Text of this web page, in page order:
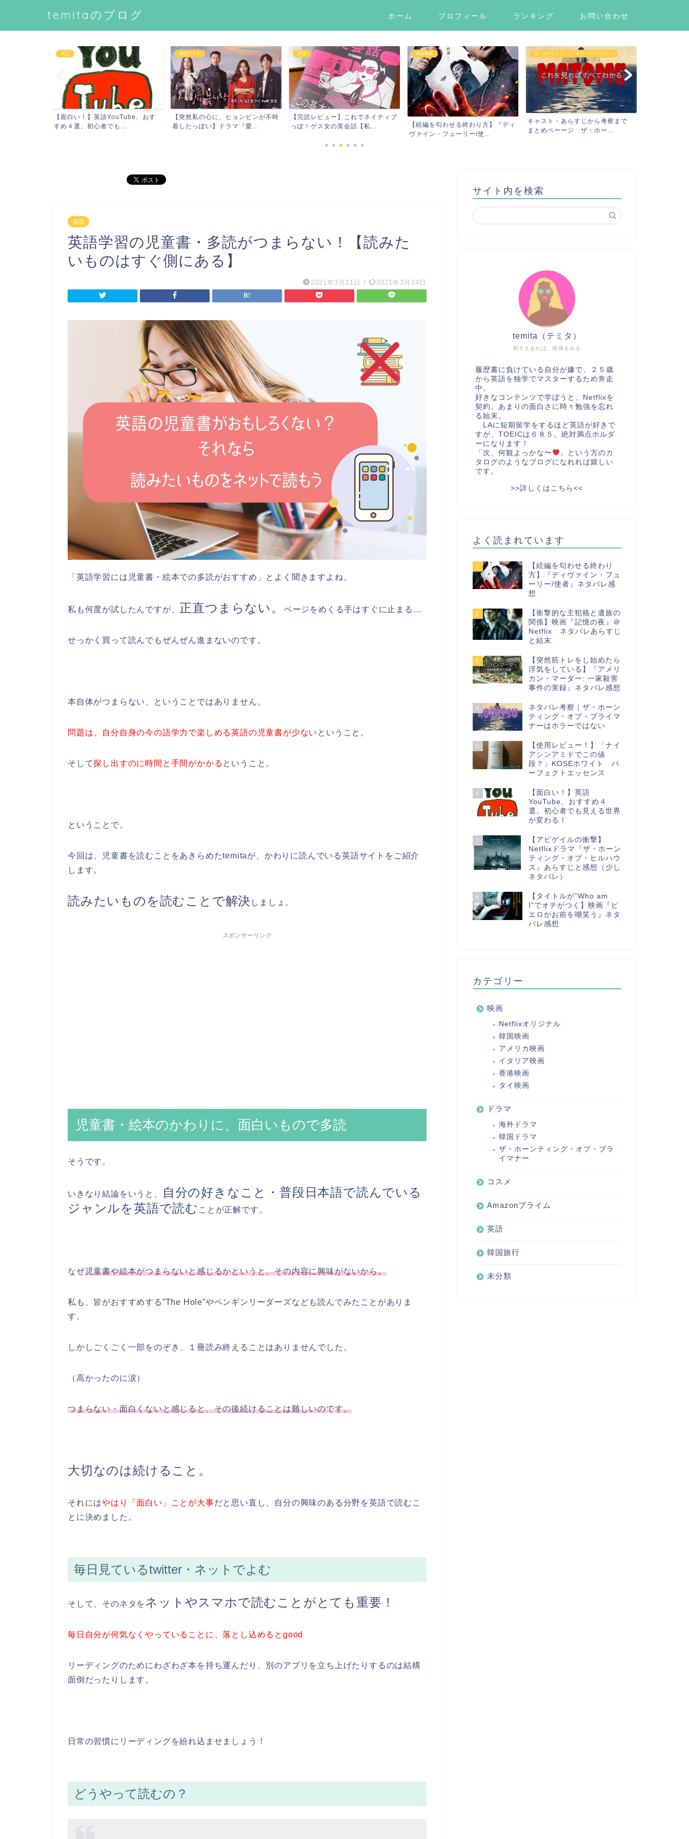
temitaのブログ ホーム プロフィール ランキング お問い合わせ
英語
【面白い！】英語YouTube、おす
すめ４選。初心者でも...
韓国ドラマ
【突然私の心に、ヒョンビンが不時
着したっぽい】ドラマ『愛...
英語
【完読レビュー】これでネイティブ
っぽ！ゲス女の英会話【私...
韓国映画
【続編を匂わせる終わり方】『ディ
ヴァイン・フューリー/使...
ザ・ホーンティング・オブ・ブライマナー
キャスト・あらすじから考察まで
まとめペーージ ザ・ホー...
英語
英語学習の児童書・多読がつまらない！【読みた
いものはすぐ側にある】
2021年3月11日 / 2021年3月14日
「英語学習には児童書・絵本での多読がおすすめ」とよく聞きますよね。
私も何度が試したんですが、 正直つまらない。 ページをめくる手はすぐに止まる…
せっかく買って読んでもぜんぜん進まないのです。
本自体がつまらない、ということではありません。
問題は、自分自身の今の語学力で楽しめる英語の児童書が少ない ということ。
そして探し出すのに時間と手間がかかる ということ。
ということで。
今回は、児童書を読むことをあきらめたtemitaが、かわりに読んでいる英語サイトをご紹介
します。
読みたいものを読むことで解決 しましょ。
スポンサーリンク
児童書・絵本のかわりに、面白いもので多読
そうです。
いきなり結論をいうと、
自分の好きなこと・普段日本語で読んでいる
ジャンルを英語で読む ことが正解です。
なぜ児童書や絵本がつまらないと感じるかというと、その内容に興味がないから。
私も、皆がおすすめする”The Hole”やペンギンリーダーズなども読んでみたことがありま
す。
しかしごくごく一部をのぞき、１冊読み終えることはありませんでした。
（高かったのに涙）
つまらない・面白くないと感じると、その後続けることは難しいのです。
大切なのは続けること。
それにはやはり「面白い」ことが大事だと思い直し、自分の興味のある分野を英語で読むこ
とに決めました。
毎日見ているtwitter・ネットでよむ
そして、そのネタをネットやスマホで読むことがとても重要！
毎日自分が何気なくやっていることに、落とし込めるとgood
リーディングのためにわざわざ本を持ち運んだり、別のアプリを立ち上げたりするのは結構
面倒だったりします。
日常の習慣にリーディングを紛れ込ませましょう！
どうやって読むの？
サイト内を検索
暇さえあれば、映画をみる
temita（テミタ）
履歴書に負けている自分が嫌で、２５歳
から英語を独学でマスターするため奔走
中。
好きなコンテンツで学ぼうと、Netflixを
契約。あまりの面白さに時々勉強を忘れ
る始末。
LAに短期留学をするほど英語が好きで
すが、TOEICは６８５。絶対満点ホルダ
ーになります！
「次、何観よっかな〜
」という方のカ
タログのようなブログになれれば嬉しい
です。
>>詳しくはこちら<<
よく読まれています
1
【続編を匂わせる終わり
方】『ディヴァイン・フュ
ーリー/使者』ネタバレ感
想
2
【衝撃的な主犯格と遺族の
関係】映画『記憶の夜』＠
Netflix ネタバレあらすじ
と結末
3
【突然筋トレをし始めたら
浮気をしている】『アメリ
カン・マーダー: 一家殺害
事件の実録』ネタバレ感想
4
ネタバレ考察｜ザ・ホーン
ティング・オブ・ブライマ
ナーはホラーではない
5
【使用レビュー！】「ナイ
アシンアミドでこの値
段？」KOSEホワイト パ
ーフェクトエッセンス
6
【面白い！】英語
YouTube、おすすめ４
選。初心者でも見える世界
が変わる！
7
【アビゲイルの衝撃】
Netflixドラマ『ザ・ホーン
ティング・オブ・ヒルハウ
ス』あらすじと感想（少し
ネタバレ）
8
【タイトルが”Who am
I”でオチがつく】映画『ピ
エロがお前を嘲笑う』ネタ
バレ感想
カテゴリー
映画
Netflixオリジナル
韓国映画
アメリカ映画
イタリア映画
香港映画
タイ映画
ドラマ
海外ドラマ
韓国ドラマ
ザ・ホーンティング・オブ・ブラ
イマナー
コスメ
Amazonプライム
英語
韓国旅行
未分類